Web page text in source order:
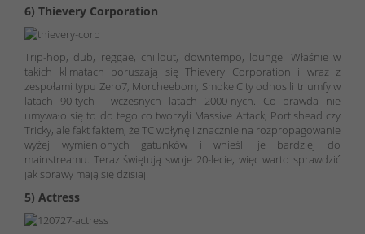
6) Thievery Corporation
Trip-hop, dub, reggae, chillout, downtempo, lounge. Właśnie w
takich klimatach poruszają się Thievery Corporation i wraz z
zespołami typu Zero7, Morcheebom, Smoke City odnosili triumfy w
latach 90-tych i wczesnych latach 2000-nych. Co prawda nie
umywało się to do tego co tworzyli Massive Attack, Portishead czy
Tricky, ale fakt faktem, że TC wpłynęli znacznie na rozpropagowanie
wyżej wymienionych gatunków i wnieśli je bardziej do
mainstreamu. Teraz świętują swoje 20-lecie, więc warto sprawdzić
jak sprawy mają się dzisiaj.
5) Actress